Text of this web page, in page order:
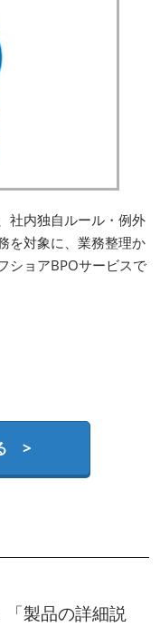
社内独自ルール・例外
を対象に、業務整理か
ショアBPOサービスで
る >
製品の詳細説